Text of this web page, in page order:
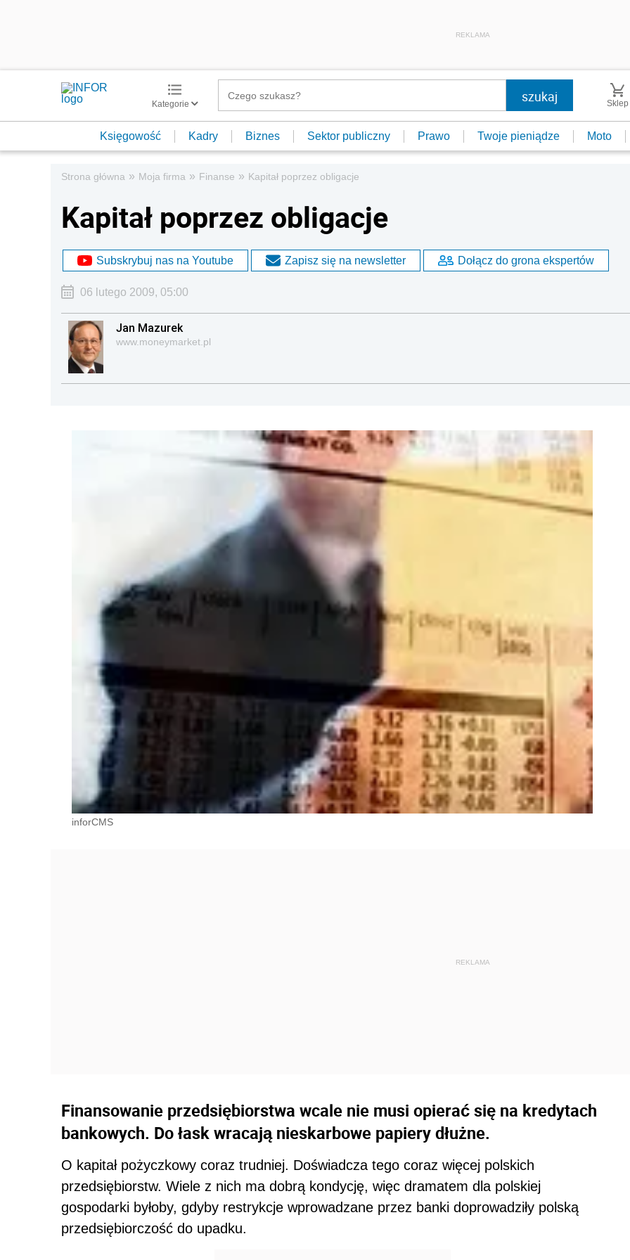
REKLAMA
Kategorie Sklep
Księgowość Kadry Biznes Sektor publiczny Prawo Twoje pieniądze Moto
Strona główna » Moja firma » Finanse » Kapitał poprzez obligacje
Kapitał poprzez obligacje
Subskrybuj nas na Youtube Zapisz się na newsletter Dołącz do grona ekspertów
06 lutego 2009, 05:00
Jan Mazurek
www.moneymarket.pl
inforCMS
Finansowanie przedsiębiorstwa wcale nie musi opierać się na kredytach
bankowych. Do łask wracają nieskarbowe papiery dłużne.
O kapitał pożyczkowy coraz trudniej. Doświadcza tego coraz więcej polskich
przedsiębiorstw. Wiele z nich ma dobrą kondycję, więc dramatem dla polskiej
gospodarki byłoby, gdyby restrykcje wprowadzane przez banki doprowadziły polską
przedsiębiorczość do upadku.